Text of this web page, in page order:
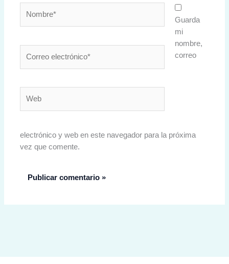
electrónico*
Guarda
mi
nombre,
correo
electrónico y web en este navegador para la próxima
vez que comente.